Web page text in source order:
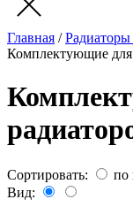
Главная /
Комплектующие для
Сортировать: по
Вид: